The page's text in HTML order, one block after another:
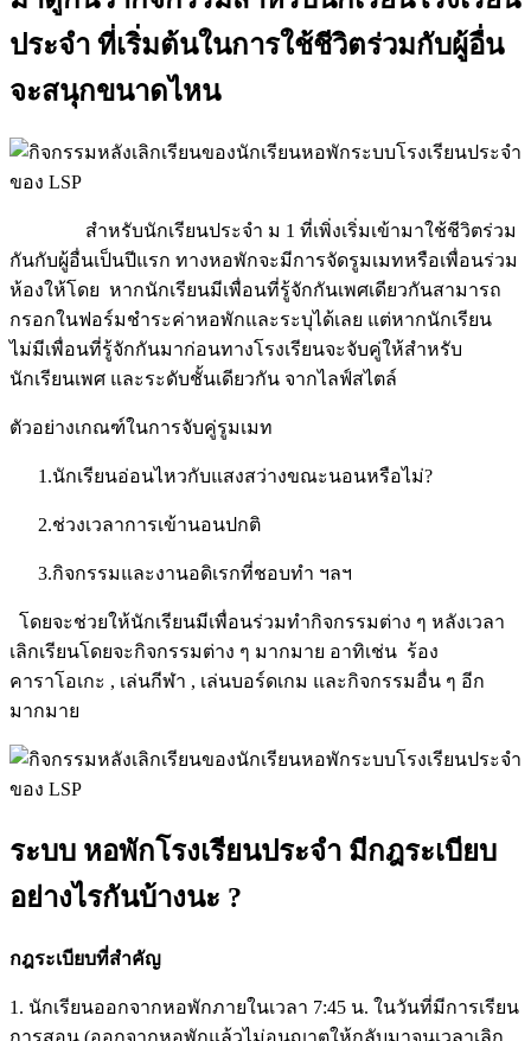
ประจำ ที่เริ่มต้นในการใช้ชีวิตร่วมกับผู้อื่น
จะสนุกขนาดไหน
สำหรับนักเรียนประจำ ม 1 ที่เพิ่งเริ่มเข้ามาใช้ชีวิตร่วม
กันกับผู้อื่นเป็นปีแรก ทางหอพักจะมีการจัดรูมเมทหรือเพื่อนร่วม
ห้องให้โดย หากนักเรียนมีเพื่อนที่รู้จักกันเพศเดียวกันสามารถ
กรอกในฟอร์มชำระค่าหอพักและระบุได้เลย แต่หากนักเรียน
ไม่มีเพื่อนที่รู้จักกันมาก่อนทางโรงเรียนจะจับคู่ให้สำหรับ
นักเรียนเพศ และระดับชั้นเดียวกัน จากไลฟ์สไตล์
ตัวอย่างเกณฑ์ในการจับคู่รูมเมท
1.นักเรียนอ่อนไหวกับแสงสว่างขณะนอนหรือไม่?
2.ช่วงเวลาการเข้านอนปกติ
3.กิจกรรมและงานอดิเรกที่ชอบทำ ฯลฯ
โดยจะช่วยให้นักเรียนมีเพื่อนร่วมทำกิจกรรมต่าง ๆ หลังเวลา
เลิกเรียนโดยจะกิจกรรมต่าง ๆ มากมาย อาทิเช่น ร้อง
คาราโอเกะ , เล่นกีฬา , เล่นบอร์ดเกม และกิจกรรมอื่น ๆ อีก
มากมาย
ระบบ หอพักโรงเรียนประจำ มีกฎระเบียบ
อย่างไรกันบ้างนะ ?
กฎระเบียบที่สำคัญ
1. นักเรียนออกจากหอพักภายในเวลา 7:45 น. ในวันที่มีการเรียน